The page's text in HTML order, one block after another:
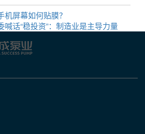
机屏幕如何贴膜？
喊话“稳投资”：制造业是主导力量